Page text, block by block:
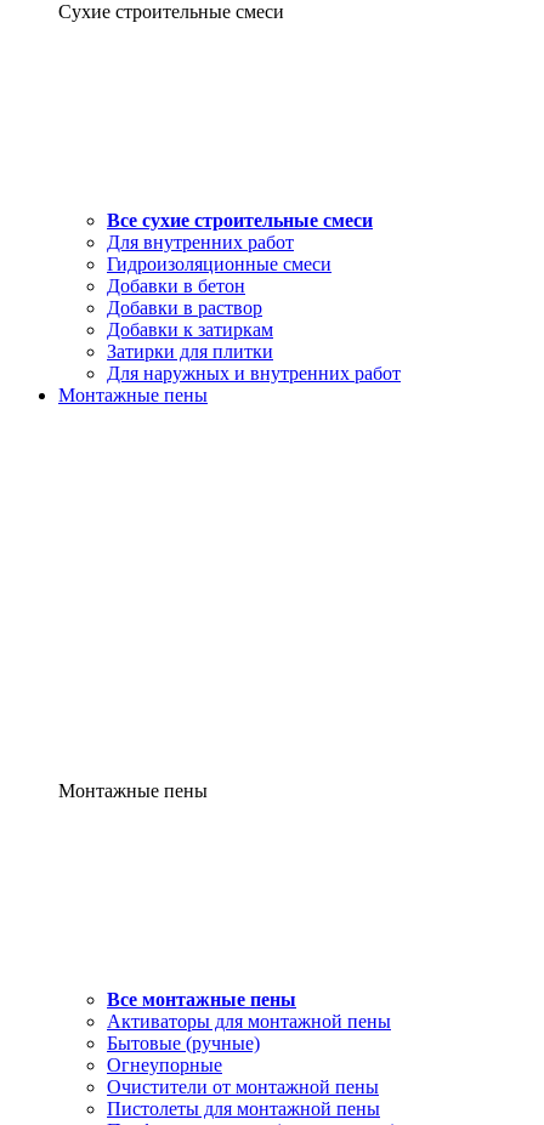
Сухие строительные смеси
Все сухие строительные смеси
Для внутренних работ
Гидроизоляционные смеси
Добавки в бетон
Добавки в раствор
Добавки к затиркам
Затирки для плитки
Для наружных и внутренних работ
Монтажные пены
Монтажные пены
Все монтажные пены
Активаторы для монтажной пены
Бытовые (ручные)
Огнеупорные
Очистители от монтажной пены
Пистолеты для монтажной пены